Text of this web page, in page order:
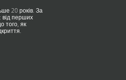
20 років. За
від перших
того, як